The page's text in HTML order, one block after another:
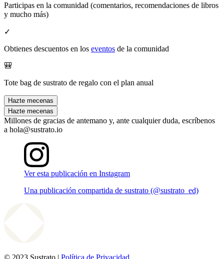
Participas en la comunidad (comentarios, recomendaciones de libros
y mucho más)
✓
Obtienes descuentos en los eventos de la comunidad
🎒
Tote bag de sustrato de regalo con el plan anual
Hazte mecenas
Hazte mecenas
Millones de gracias de antemano y, ante cualquier duda, escríbenos
a hola@sustrato.io
Ver esta publicación en Instagram
Una publicación compartida de sustrato (@sustrato_ed)
© 2023 Sustrato | Política de Privacidad